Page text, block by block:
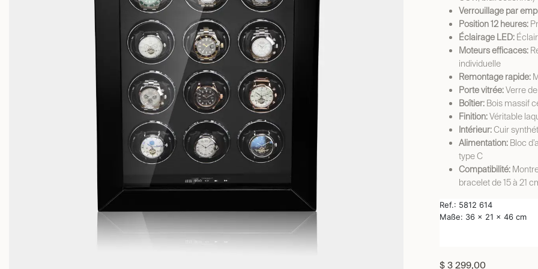
Verrouillage par
Position 12 heures:
Éclairage LED:
Moteurs efficaces:
individuelle
Remontage rapide:
Porte vitrée:Verre
Boîtier: Bois massif
Finition:Véritable
Intérieur:Cuir
Alimentation: Bloc
type C
Compatibilité:
bracelet de 15 à 21
Ref.: 5812 614
Maße: 36 x 21 x 46 cm
$ 3 299,00